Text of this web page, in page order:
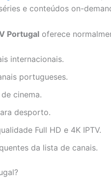
e conteúdos on-
Portugal oferece
internacionais.
portugueses.
cinema.
desporto.
Full HD e 4K IPTV.
da lista de canais.